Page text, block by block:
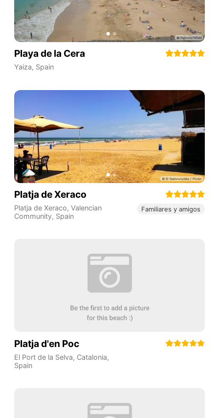
Playa de la Cera
Yaiza, Spain
Platja de Xeraco
Platja de Xeraco, Valencian
Community, Spain
Familiares y amigos
Platja d'en Poc
El Port de la Selva, Catalonia,
Spain